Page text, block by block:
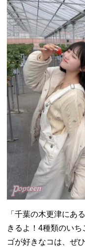
「千葉の木更津にあ
きるよ！4種類のい
ゴが好きなコは、ぜ